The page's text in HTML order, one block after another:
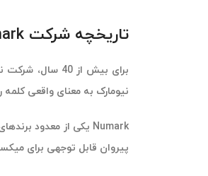
تاریخچه شرکت Numark
برای بیش از
نیومارک به معنای واقعی
پیروان قابل توجهی برای